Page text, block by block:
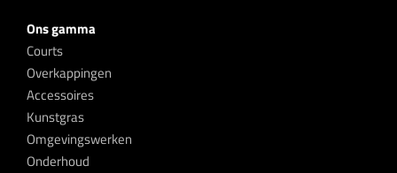
Ons gamma
Courts
Overkappingen
Accessoires
Kunstgras
Omgevingswerken
Onderhoud